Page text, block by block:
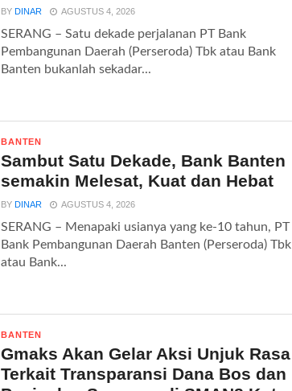
BYDINAR AGUSTUS 4, 2026
SERANG – Satu dekade perjalanan PT Bank
Pembangunan Daerah (Perseroda) Tbk atau Bank
Banten bukanlah sekadar...
BANTEN
Sambut Satu Dekade, Bank Banten
semakin Melesat, Kuat dan Hebat
BYDINAR AGUSTUS 4, 2026
SERANG – Menapaki usianya yang ke-10 tahun, PT
Bank Pembangunan Daerah Banten (Perseroda) Tbk
atau Bank...
BANTEN
Gmaks Akan Gelar Aksi Unjuk Rasa
Terkait Transparansi Dana Bos dan